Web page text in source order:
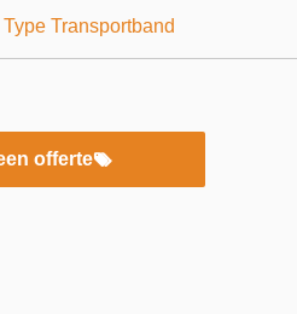
Type Transportband
offerte